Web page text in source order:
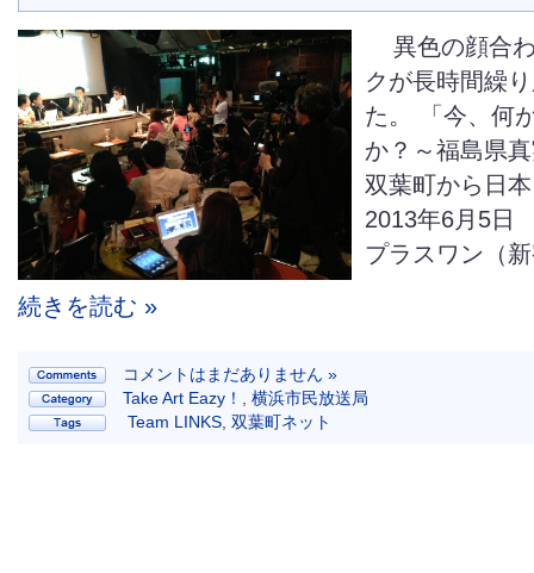
異色の顔合
クが長時間繰
た。 「今、何
か？～福島県
双葉町から日
2013年6月5日
プラスワン（
続きを読む »
コメントはまだありません »
Take Art Eazy！
横浜市民放送局
Team LINKS 双葉町ネット